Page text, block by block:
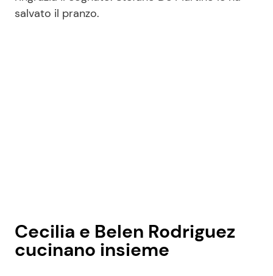
Chi siamo
salvato il pranzo.
Cecilia e Belen Rodriguez
cucinano insieme